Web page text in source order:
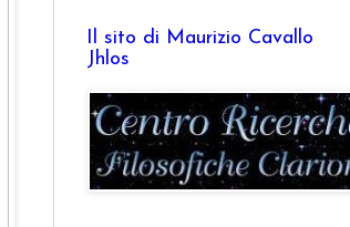
Il sito di Maurizio Cavallo
Jhlos